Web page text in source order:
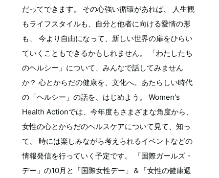
だってできます。 その心強い循環があれば、 人生観
もライフスタイルも、自分と他者に向ける愛情の形
も、 今より自由になって、新しい世界の扉をひらい
ていくこともできるかもしれません。 「わたしたち
のヘルシー」について、みんなで話してみません
か？ 心とからだの健康を、文化へ。あたらしい時代
の「ヘルシー」の話を、はじめよう。 Women's
Health Actionでは、今年度もさまざまな角度から、
女性の心とからだのヘルスケアについて見て、知っ
て、 時には楽しみながら考えられるイベントなどの
情報発信を行っていく予定です。 「国際ガールズ・
デー」の10月と「国際女性デー」＆「女性の健康週